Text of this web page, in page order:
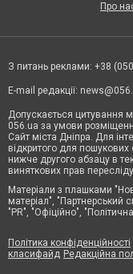
Про
З питань реклами: +38
E-mail редакції:
Допускається цитування
056.ua за умови
Сайт міста Дніпра. Для
відкритого для пошукових
нижче другого абзацу в
виняткових прав
Матеріали з плашками
матеріал", "Партнерський
"PR", "Офіційно",
Політика конфіденційності
класифайд Редакційна